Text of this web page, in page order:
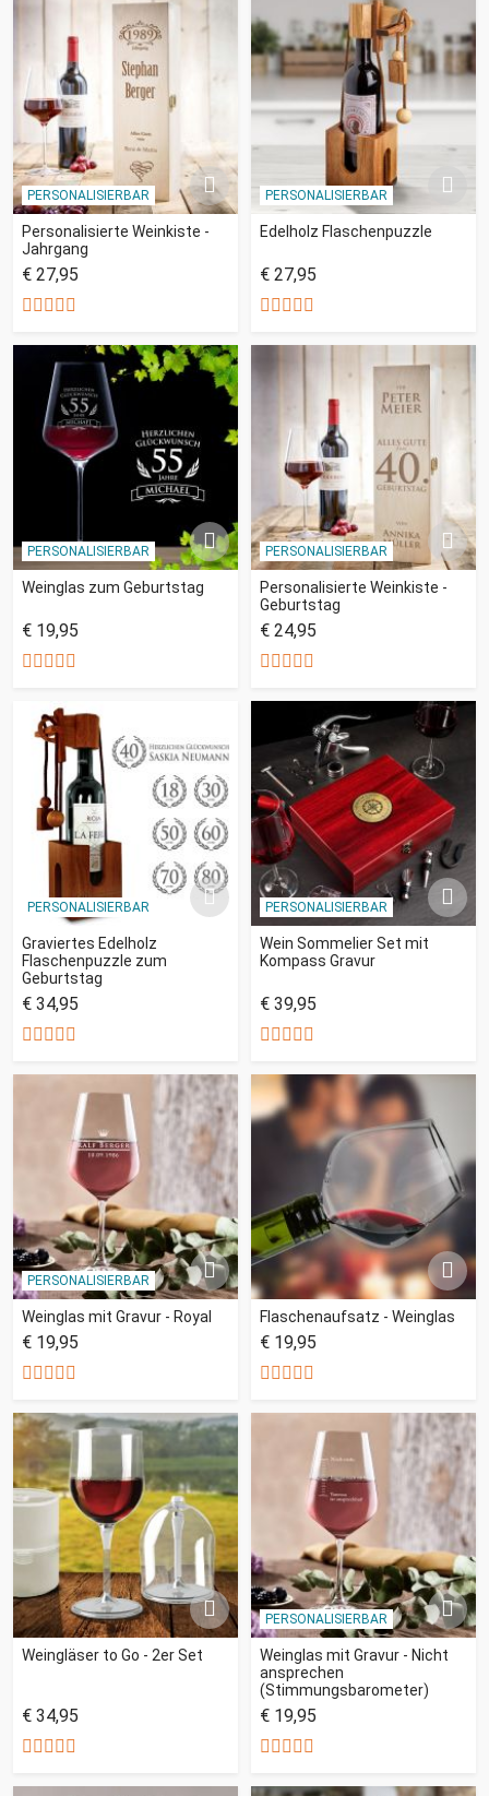
PERSONALISIERBAR
Personalisierte Weinkiste -
Jahrgang
€ 27,95
PERSONALISIERBAR
Edelholz Flaschenpuzzle
€ 27,95
PERSONALISIERBAR
Weinglas zum Geburtstag
€ 19,95
PERSONALISIERBAR
Personalisierte Weinkiste -
Geburtstag
€ 24,95
PERSONALISIERBAR
Graviertes Edelholz
Flaschenpuzzle zum
Geburtstag
€ 34,95
PERSONALISIERBAR
Wein Sommelier Set mit
Kompass Gravur
€ 39,95
PERSONALISIERBAR
Weinglas mit Gravur - Royal
€ 19,95
Flaschenaufsatz - Weinglas
€ 19,95
Weingläser to Go - 2er Set
€ 34,95
PERSONALISIERBAR
Weinglas mit Gravur - Nicht
ansprechen
(Stimmungsbarometer)
€ 19,95